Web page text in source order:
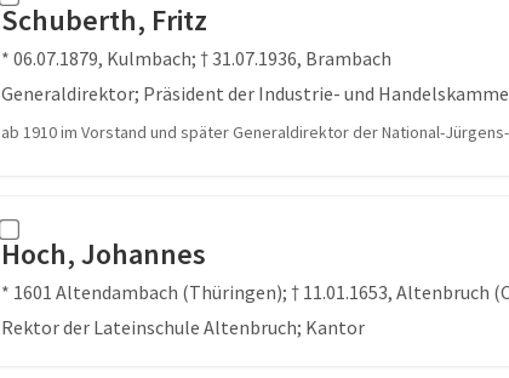
Schuberth, Fritz
* 06.07.1879, Kulmbach; † 31.07.1936, Brambach
Generaldirektor; Präsident der Industrie- und
ab 1910 im Vorstand und später Generaldirektor der National-
Hoch, Johannes
* 1601 Altendambach (Thüringen); † 11.01.1653, Altenbruch
Rektor der Lateinschule Altenbruch; Kantor